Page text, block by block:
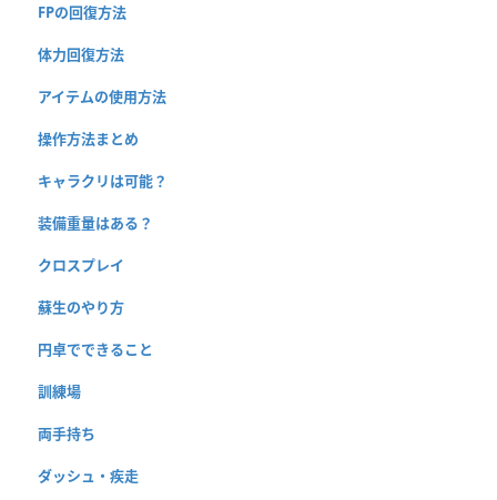
FPの回復方法
体力回復方法
アイテムの使用方法
操作方法まとめ
キャラクリは可能？
装備重量はある？
クロスプレイ
蘇生のやり方
円卓でできること
訓練場
両手持ち
ダッシュ・疾走